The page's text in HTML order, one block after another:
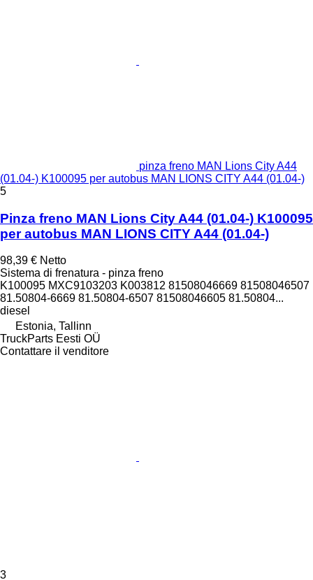
pinza freno MAN Lions City A44
(01.04-) K100095 per autobus MAN LIONS CITY A44 (01.04-)
5
Pinza freno MAN Lions City A44 (01.04-) K100095
per autobus MAN LIONS CITY A44 (01.04-)
98,39 € Netto
Sistema di frenatura - pinza freno
K100095 MXC9103203 K003812 81508046669 81508046507
81.50804-6669 81.50804-6507 81508046605 81.50804...
diesel
Estonia, Tallinn
TruckParts Eesti OÜ
Contattare il venditore
3